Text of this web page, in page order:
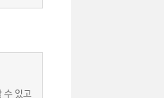
수 있고